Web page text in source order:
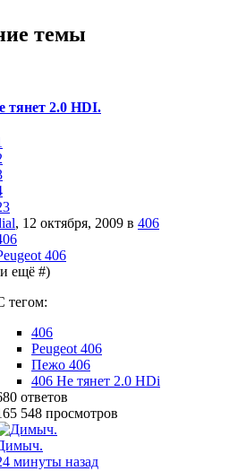
темы
тянет 2.0 HDI.
, 12 октября, 2009 в 406
406
ещё #)
тегом:
406
Peugeot 406
Пежо 406
406 Не тянет 2.0 HDi
ответов
548 просмотров
минуты назад